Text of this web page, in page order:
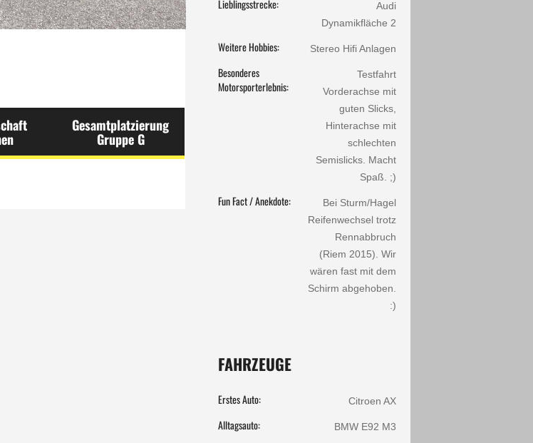
Gesamtplatzierung
Gruppe G
Lieblingsstrecke:
Audi
Dynamikfläche 2
Weitere Hobbies: Stereo Hifi Anlagen
Besonderes
Motorsporterlebnis:
Testfahrt
Vorderachse mit
guten Slicks,
Hinterachse mit
schlechten
Semislicks. Macht
Spaß. ;)
Fun Fact / Anekdote:
Bei Sturm/Hagel
Reifenwechsel trotz
Rennabbruch
(Riem 2015). Wir
wären fast mit dem
Schirm abgehoben.
:)
FAHRZEUGE
Erstes Auto: Citroen AX
Alltagsauto: BMW E92 M3